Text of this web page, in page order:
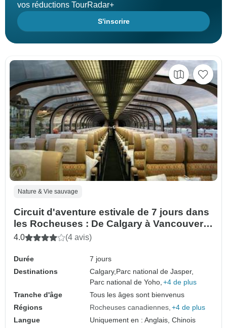
vos réductions TourRadar+
S'inscrire
Nature & Vie sauvage
Circuit d'aventure estivale de 7 jours dans
les Rocheuses : De Calgary à Vancouver
avec Rocky Mountaineer
4.0 (4 avis)
Durée
7 jours
Destinations
Calgary,Parc national de Jasper,
Parc national de Yoho, +4 de plus
Tranche d'âge
Tous les âges sont bienvenus
Régions
Rocheuses canadiennes +4 de plus
Langue
Uniquement en : Anglais, Chinois